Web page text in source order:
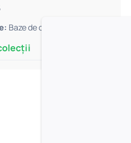
Baze de date științifice